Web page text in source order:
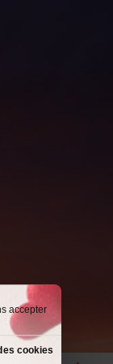
accepter
cookies